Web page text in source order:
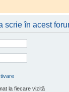
scrie în acest
la fiecare vizită